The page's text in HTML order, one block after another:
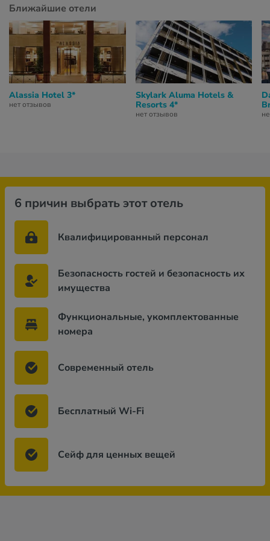
Ближайшие отели
Alassia Hotel 3*
нет отзывов
Skylark Aluma Hotels &
Resorts 4*
нет отзывов
6 причин выбрать этот отель
Квалифицированный персонал
Безопасность гостей и безопасность их
имущества
Функциональные, укомплектованные
номера
Современный отель
Бесплатный Wi-Fi
Сейф для ценных вещей